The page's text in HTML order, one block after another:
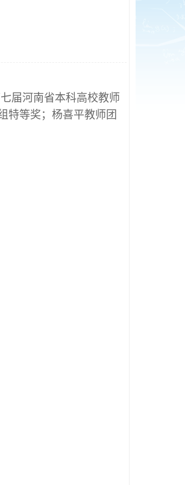
届河南省本科高校教师
特等奖；杨喜平教师团